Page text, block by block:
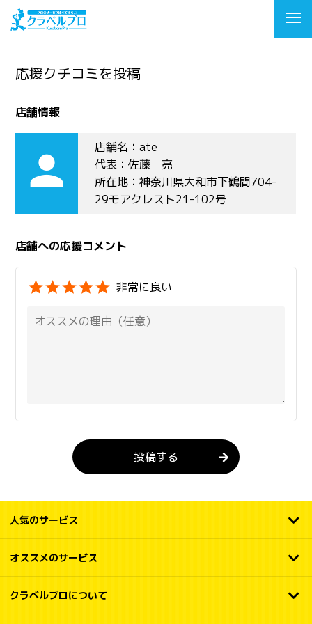
応援クチコミを投稿
店舗情報
person
店舗名：ate
代表：佐藤 亮
所在地：神奈川県大和市下鶴間704-
29モアクレスト21-102号
店舗への応援コメント
非常に良い
投稿する
人気のサービス
オススメのサービス
クラベルプロについて